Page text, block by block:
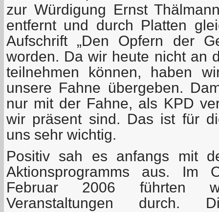
zur Würdigung Ernst
entfernt und durch Platten
Aufschrift „Den Opfern der
worden. Da wir heute nicht an
teilnehmen können, haben
unsere Fahne übergeben.
nur mit der Fahne, als KPD
wir präsent sind. Das ist für
uns sehr wichtig.
Positiv sah es anfangs mit
Aktionsprogramms aus. Im
Februar 2006 führten
Veranstaltungen durch.